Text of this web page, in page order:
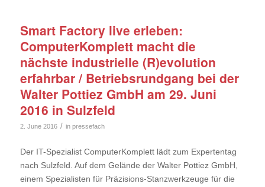
Smart Factory live erleben:
ComputerKomplett macht die
nächste industrielle (R)evolution
erfahrbar / Betriebsrundgang bei der
Walter Pottiez GmbH am 29. Juni
2016 in Sulzfeld
2. June 2016 / in pressefach
Der IT-Spezialist ComputerKomplett lädt zum Expertentag
nach Sulzfeld. Auf dem Gelände der Walter Pottiez GmbH,
einem Spezialisten für Präzisions-Stanzwerkzeuge für die